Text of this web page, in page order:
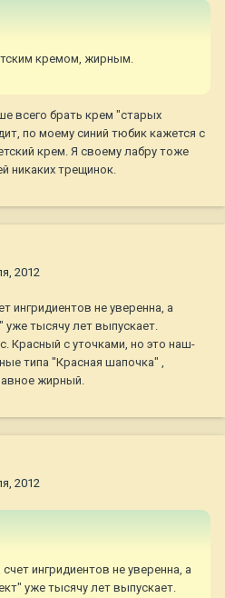
кремом, жирным.
всего брать крем "старых
по моему синий тюбик кажется с
крем. Я своему лабру тоже
никаких трещинок.
2012
ингридиентов не уверенна, а
тысячу лет выпускает.
Красный с уточками, но это наш-
типа "Красная шапочка" ,
жирный.
2012
ингридиентов не уверенна, а
уже тысячу лет выпускает.